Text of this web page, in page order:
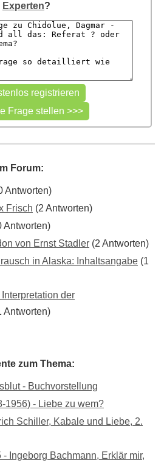
Experten?
Forum:
Antworten)
Frisch (2 Antworten)
Antworten)
von Ernst Stadler (2 Antworten)
in Alaska: Inhaltsangabe (1
der
Antworten)
zum Thema:
- Buchvorstellung
1956) - Liebe zu wem?
Schiller, Kabale und Liebe, 2.
Ingeborg Bachmann, Erklär mir,